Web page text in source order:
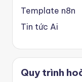
Template n8n
Tin tức Ai
Quy trình